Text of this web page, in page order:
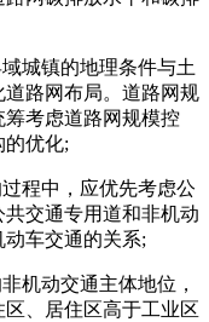
城镇的地理条件与土
路网布局。道路网规
考虑道路网规模控
的优化;
程中，应优先考虑公
交通专用道和非机动
车交通的关系;
机动交通主体地位，
、居住区高于工业区